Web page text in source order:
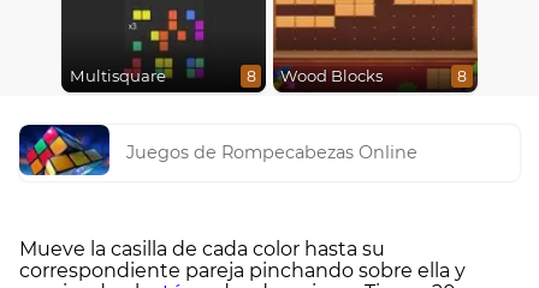
Multisquare 8 Wood Blocks 8
Juegos de Rompecabezas Online
Mueve la casilla de cada color hasta su
correspondiente pareja pinchando sobre ella y